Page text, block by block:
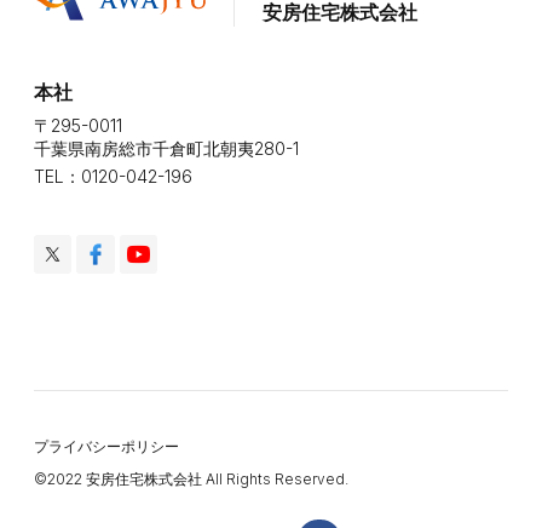
安房住宅株式会社
本社
〒295-0011
千葉県南房総市千倉町北朝夷280-1
TEL：0120-042-196
プライバシーポリシー
©️2022 安房住宅株式会社 All Rights Reserved.